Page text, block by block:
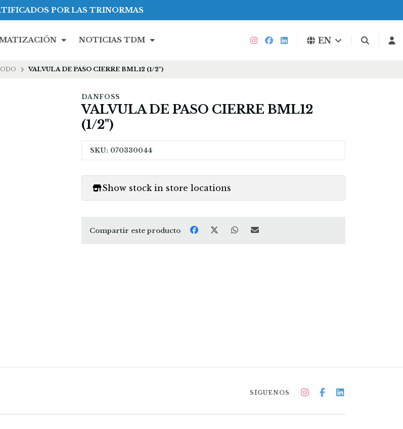
NOTICIAS TDM EN
POR LAS TRINORMAS
VALVULA DE PASO CIERRE BML12 (1/2")
DANFOSS
VALVULA DE PASO CIERRE BML12
(1/2")
SKU: 070330044
Show stock in store locations
Compartir este producto
SÍGUENOS